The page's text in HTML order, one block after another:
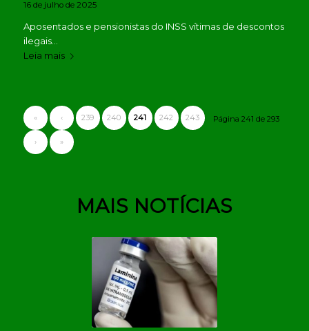
16 de julho de 2025
Aposentados e pensionistas do INSS vítimas de descontos
ilegais…
Leia mais
Página 241 de 293
« ‹ 239 240 241 242 243
› »
MAIS NOTÍCIAS